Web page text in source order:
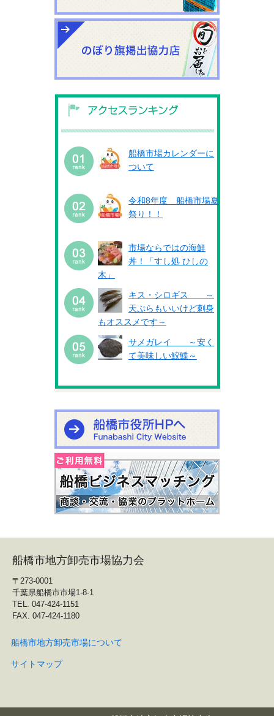
船橋市場カレンダーに
ついて
令和8年度 船橋市場夏
祭り！！
市場ならではの海鮮
丼！「すし処 ひしの
木」
キス・シロギス ～
天ぷらもいいけど刺身
もオススメです～
サメガレイ ～安く
て美味しい鮫鰈～
船橋市地方卸売市場協力会
〒273-0001
千葉県船橋市市場1-8-1
TEL. 047-424-1151
FAX. 047-424-1180
船橋市地方卸売市場について
サイトマップ